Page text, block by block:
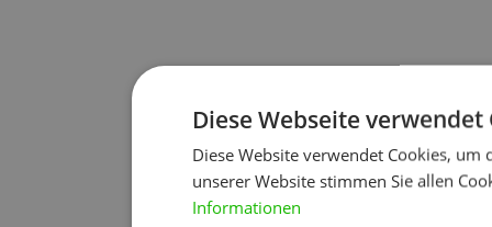
Diese Webseite verwendet
Diese Website verwendet Cookies,
unserer Website stimmen Sie allen
Informationen